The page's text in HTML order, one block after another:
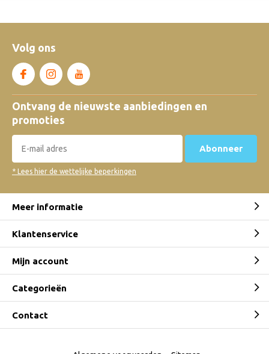
Volg ons
Ontvang de nieuwste aanbiedingen en
promoties
Abonneer
* Lees hier de wettelijke beperkingen
Meer informatie
Klantenservice
Mijn account
Categorieën
Contact